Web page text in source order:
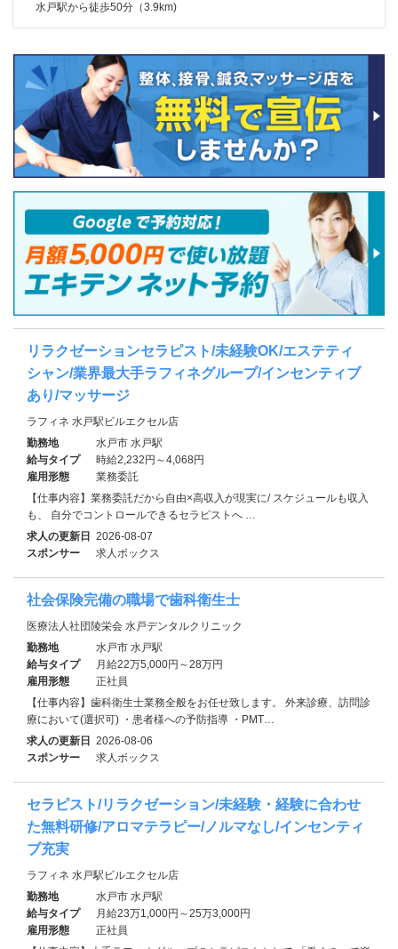
水戸駅から徒歩50分（3.9km)
リラクゼーションセラピスト/未経験OK/エステティ
シャン/業界最大手ラフィネグループ/インセンティブ
あり/マッサージ
ラフィネ 水戸駅ビルエクセル店
勤務地
水戸市 水戸駅
給与タイプ
時給2,232円～4,068円
雇用形態
業務委託
【仕事内容】業務委託だから自由×高収入が現実に/ スケジュールも収入
も、 自分でコントロールできるセラピストへ …
求人の更新日 2026-08-07
スポンサー
求人ボックス
社会保険完備の職場で歯科衛生士
医療法人社団陵栄会 水戸デンタルクリニック
勤務地
水戸市 水戸駅
給与タイプ
月給22万5,000円～28万円
雇用形態
正社員
【仕事内容】歯科衛生士業務全般をお任せ致します。 外来診療、訪問診
療において(選択可) ・患者様への予防指導 ・PMT…
求人の更新日 2026-08-06
スポンサー
求人ボックス
セラピスト/リラクゼーション/未経験・経験に合わせ
た無料研修/アロマテラピー/ノルマなし/インセンティ
ブ充実
ラフィネ 水戸駅ビルエクセル店
勤務地
水戸市 水戸駅
給与タイプ
月給23万1,000円～25万3,000円
雇用形態
正社員